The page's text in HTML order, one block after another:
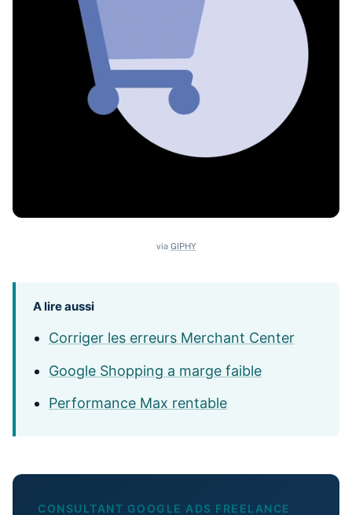
via GIPHY
A lire aussi
Corriger les erreurs Merchant Center
Google Shopping a marge faible
Performance Max rentable
CONSULTANT GOOGLE ADS FREELANCE